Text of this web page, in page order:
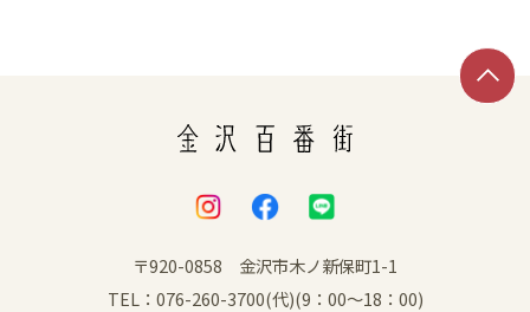
〒920-0858 金沢市木ノ新保町1-1
TEL：076-260-3700(代)(9：00～18：00)